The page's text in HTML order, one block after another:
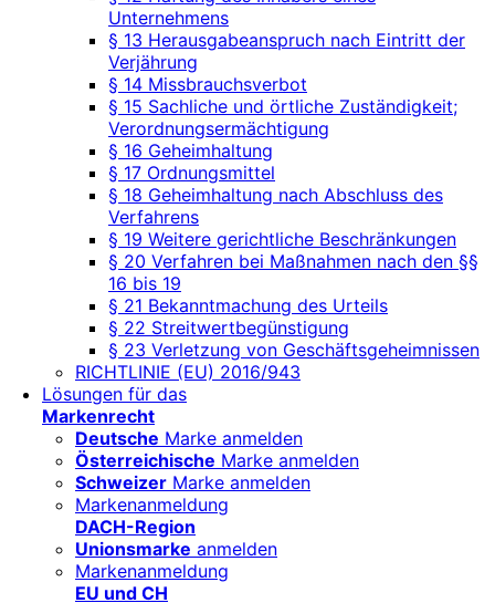
Unternehmens
§ 13 Herausgabeanspruch nach Eintritt der
Verjährung
§ 14 Missbrauchsverbot
§ 15 Sachliche und örtliche Zuständigkeit;
Verordnungsermächtigung
§ 16 Geheimhaltung
§ 17 Ordnungsmittel
§ 18 Geheimhaltung nach Abschluss des
Verfahrens
§ 19 Weitere gerichtliche Beschränkungen
§ 20 Verfahren bei Maßnahmen nach den §§
16 bis 19
§ 21 Bekanntmachung des Urteils
§ 22 Streitwertbegünstigung
§ 23 Verletzung von Geschäftsgeheimnissen
RICHTLINIE (EU) 2016/943
Lösungen für das
Markenrecht
Deutsche Marke anmelden
Österreichische Marke anmelden
Schweizer Marke anmelden
Markenanmeldung
DACH-Region
Unionsmarke anmelden
Markenanmeldung
EU und CH